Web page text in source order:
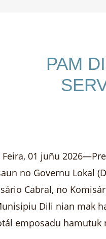
PAM
Feira, 01 juñu
no Governu Lokal
Cabral, no
Dili nian mak
emposadu hamutuk